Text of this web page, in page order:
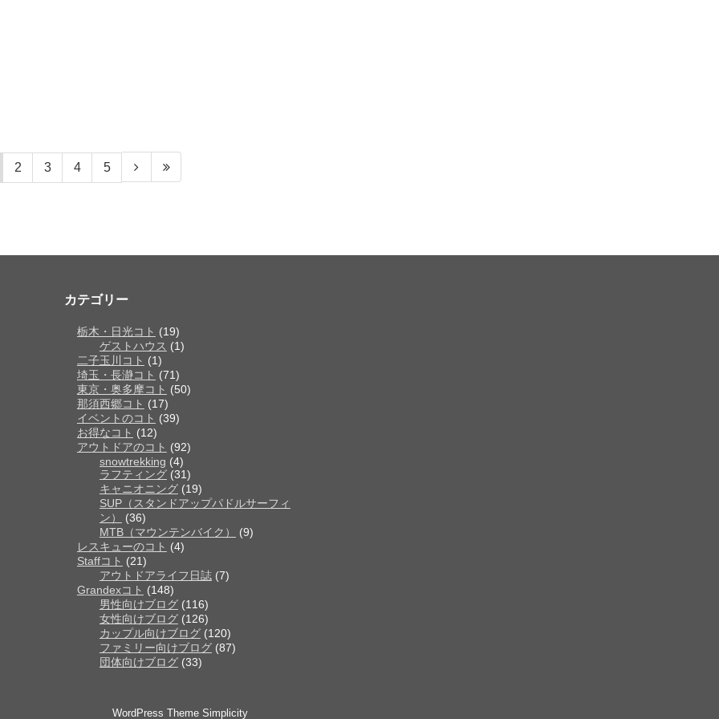
2 3 4 5
カテゴリー
栃木・日光コト (19)
ゲストハウス (1)
二子玉川コト (1)
埼玉・長瀞コト (71)
東京・奥多摩コト (50)
那須西郷コト (17)
イベントのコト (39)
お得なコト (12)
アウトドアのコト (92)
snowtrekking (4)
ラフティング(31)
キャニオニング(19)
SUP（スタンドアップパドルサーフィ
ン）
(36)
MTB（マウンテンバイク）
(9)
レスキューのコト (4)
Staffコト (21)
アウトドアライフ日誌(7)
Grandexコト (148)
男性向けブログ(116)
女性向けブログ(126)
カップル向けブログ(120)
ファミリー向けブログ(87)
団体向けブログ(33)
WordPress Theme Simplicity